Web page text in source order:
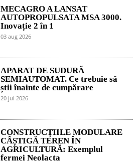
MECAGRO A LANSAT
AUTOPROPULSATA MSA 3000.
Inovație 2 în 1
03 aug 2026
APARAT DE SUDURĂ
SEMIAUTOMAT. Ce trebuie să
știi înainte de cumpărare
20 jul 2026
CONSTRUCȚIILE MODULARE
CÂȘTIGĂ TEREN ÎN
AGRICULTURĂ: Exemplul
fermei Neolacta